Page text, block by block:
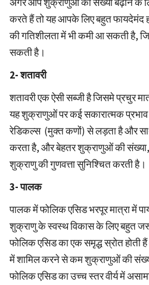
करते हैं तो यह आपके लिए बहुत फायदेमंद
की गतिशीलता में भी कमी आ सकती है,
सकती है।
2- शतावरी
शतावरी एक ऐसी सब्जी है जिसमे प्रचुर
यह शुक्राणुओं पर कई सकारात्मक प्रभाव
रेडिकल्स (मुक्त कणों) से लड़ता है और
करता है, और बेहतर शुक्राणुओं की संख्या,
शुक्राणु की गुणवत्ता सुनिश्चित करती है।
3- पालक
पालक में फोलिक एसिड भरपूर मात्रा में
शुक्राणु के स्वस्थ विकास के लिए बहुत
फोलिक एसिड का एक समृद्ध स्रोत
में शामिल करने से कम शुक्राणुओं की
फोलिक एसिड का उच्च स्तर वीर्य में